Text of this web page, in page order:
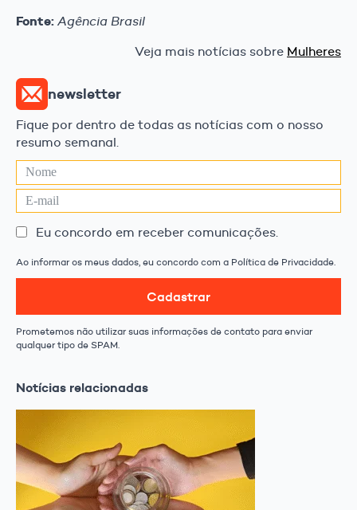
Fonte: Agência Brasil
Veja mais notícias sobre Mulheres
newsletter
Fique por dentro de todas as notícias com o nosso
resumo semanal.
Eu concordo em receber comunicações.
Ao informar os meus dados, eu concordo com a Política de Privacidade.
Cadastrar
Prometemos não utilizar suas informações de contato para enviar
qualquer tipo de SPAM.
Notícias relacionadas